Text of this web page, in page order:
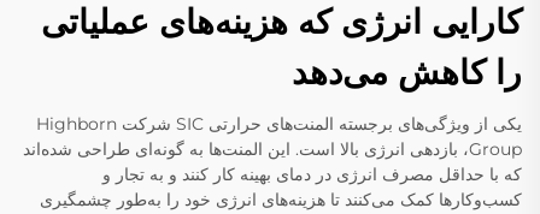
کارایی انرژی که هزینه‌های عملیاتی
را کاهش می‌دهد
یکی از ویژگی‌های برجسته المنت‌های حرارتی SIC شرکت Highborn
Group، بازدهی انرژی بالا است. این المنت‌ها به گونه‌ای طراحی شده‌اند
که با حداقل مصرف انرژی در دمای بهینه کار کنند و به تجار و
کسب‌وکارها کمک می‌کنند تا هزینه‌های انرژی خود را به‌طور چشمگیری